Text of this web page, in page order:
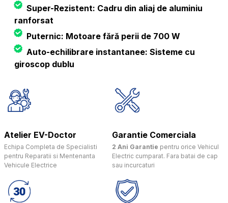
Super-Rezistent: Cadru din aliaj de aluminiu
ranforsat
Puternic: Motoare fără perii de 700 W
Auto-echilibrare instantanee: Sisteme cu
giroscop dublu
Atelier EV-Doctor
Echipa Completa de Specialisti
pentru Reparatii si Mentenanta
Vehicule Electrice
Garantie Comerciala
2 Ani Garantie pentru orice Vehicul
Electric cumparat. Fara batai de cap
sau incurcaturi